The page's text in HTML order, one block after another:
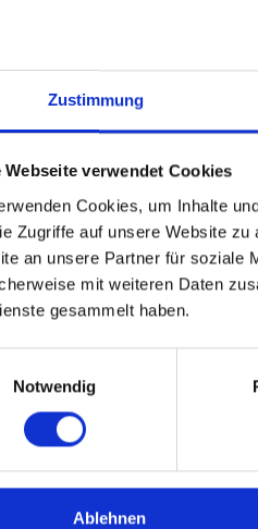
Zustimmung
Webseite verwendet Cookies
Cookies, um Inhalte
Zugriffe auf unsere Website
an unsere Partner für soziale
mit weiteren Daten
gesammelt haben.
Notwendig
Ablehnen
K. ♀
4MP 22 +1 43.7
Spieler GP CD %
Max H.
4 +9
Daniel L.
Dennis K.
Martin Z.
Z. ♀
K. ♀
37.5